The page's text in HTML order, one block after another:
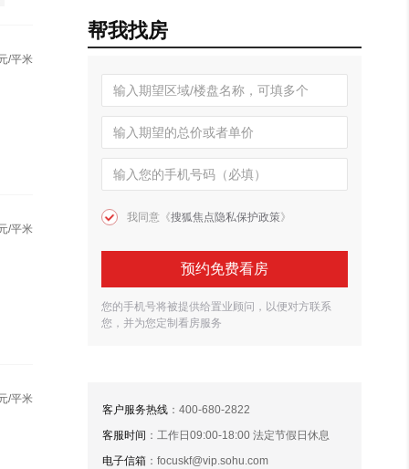
/平米
/平米
/平米
帮我找房
我同意《搜狐焦点隐私保护政策》
预约免费看房
您的手机号将被提供给置业顾问，以便对方联系
您，并为您定制看房服务
客户服务热线 ：400-680-2822
客服时间 ：工作日09:00-18:00 法定节假日休息
电子信箱 ：focuskf@vip.sohu.com